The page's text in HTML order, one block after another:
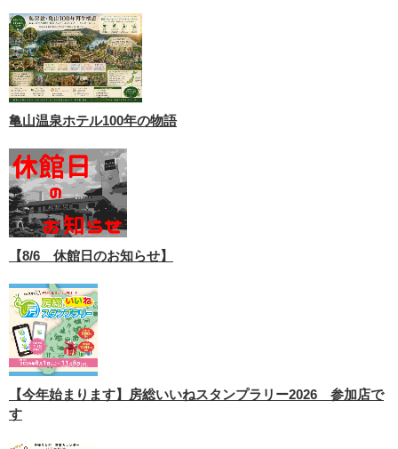
亀山温泉ホテル100年の物語
【8/6 休館日のお知らせ】
【今年始まります】房総いいねスタンプラリー2026 参加店で
す